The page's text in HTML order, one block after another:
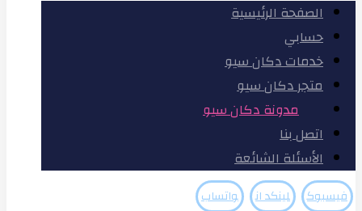
الصفحة الرئيسية
حسابي
خدمات دكان سيو
متجر دكان سيو
مدونة دكان سيو
اتصل بنا
الأسئلة الشائعة
فيسبوك لينكد ان واتساب